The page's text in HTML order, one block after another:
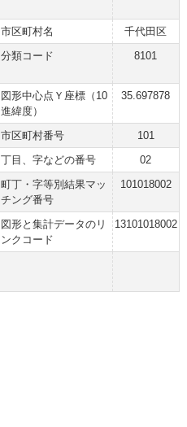
市区町村名
千代田区
分類コード 8101
図形中心点Ｙ座標（10
進緯度）
35.697878
市区町村番号
101
丁目、字などの番号
02
町丁・字等別結果マッ
チング番号
101018002
図形と集計データのリ
ンクコード
13101018002